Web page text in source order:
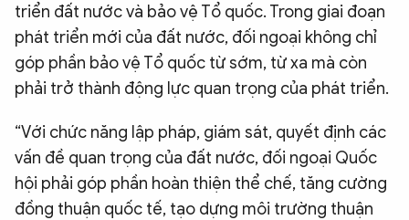
triển đất nước và bảo vệ Tổ quốc. Trong giai đoạn
phát triển mới của đất nước, đối ngoại không chỉ
góp phần bảo vệ Tổ quốc từ sớm, từ xa mà còn
phải trở thành động lực quan trọng của phát triển.
“Với chức năng lập pháp, giám sát, quyết định các
vấn đề quan trọng của đất nước, đối ngoại Quốc
hội phải góp phần hoàn thiện thể chế, tăng cường
đồng thuận quốc tế, tạo dựng môi trường thuận